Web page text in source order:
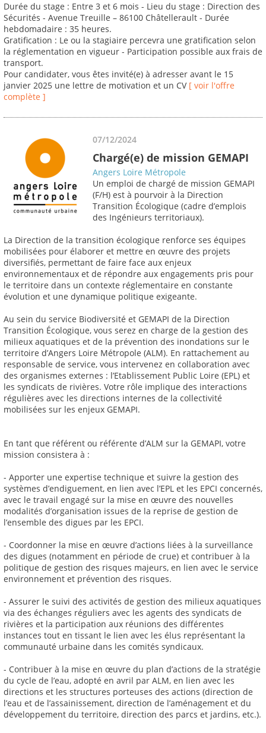
Durée du stage : Entre 3 et 6 mois - Lieu du stage : Direction des
Sécurités - Avenue Treuille – 86100 Châtellerault - Durée
hebdomadaire : 35 heures.
Gratification : Le ou la stagiaire percevra une gratification selon
la réglementation en vigueur - Participation possible aux frais de
transport.
Pour candidater, vous êtes invité(e) à adresser avant le 15
janvier 2025 une lettre de motivation et un CV [ voir l'offre
complète ]
07/12/2024
Chargé(e) de mission GEMAPI
Angers Loire Métropole
Un emploi de chargé de mission GEMAPI
(F/H) est à pourvoir à la Direction
Transition Écologique (cadre d’emplois
des Ingénieurs territoriaux).
La Direction de la transition écologique renforce ses équipes
mobilisées pour élaborer et mettre en œuvre des projets
diversifiés, permettant de faire face aux enjeux
environnementaux et de répondre aux engagements pris pour
le territoire dans un contexte réglementaire en constante
évolution et une dynamique politique exigeante.
Au sein du service Biodiversité et GEMAPI de la Direction
Transition Écologique, vous serez en charge de la gestion des
milieux aquatiques et de la prévention des inondations sur le
territoire d’Angers Loire Métropole (ALM). En rattachement au
responsable de service, vous intervenez en collaboration avec
des organismes externes : l’Etablissement Public Loire (EPL) et
les syndicats de rivières. Votre rôle implique des interactions
régulières avec les directions internes de la collectivité
mobilisées sur les enjeux GEMAPI.
En tant que référent ou référente d’ALM sur la GEMAPI, votre
mission consistera à :
- Apporter une expertise technique et suivre la gestion des
systèmes d’endiguement, en lien avec l’EPL et les EPCI concernés,
avec le travail engagé sur la mise en œuvre des nouvelles
modalités d’organisation issues de la reprise de gestion de
l’ensemble des digues par les EPCI.
- Coordonner la mise en œuvre d’actions liées à la surveillance
des digues (notamment en période de crue) et contribuer à la
politique de gestion des risques majeurs, en lien avec le service
environnement et prévention des risques.
- Assurer le suivi des activités de gestion des milieux aquatiques
via des échanges réguliers avec les agents des syndicats de
rivières et la participation aux réunions des différentes
instances tout en tissant le lien avec les élus représentant la
communauté urbaine dans les comités syndicaux.
- Contribuer à la mise en œuvre du plan d’actions de la stratégie
du cycle de l’eau, adopté en avril par ALM, en lien avec les
directions et les structures porteuses des actions (direction de
l’eau et de l’assainissement, direction de l’aménagement et du
développement du territoire, direction des parcs et jardins, etc.).